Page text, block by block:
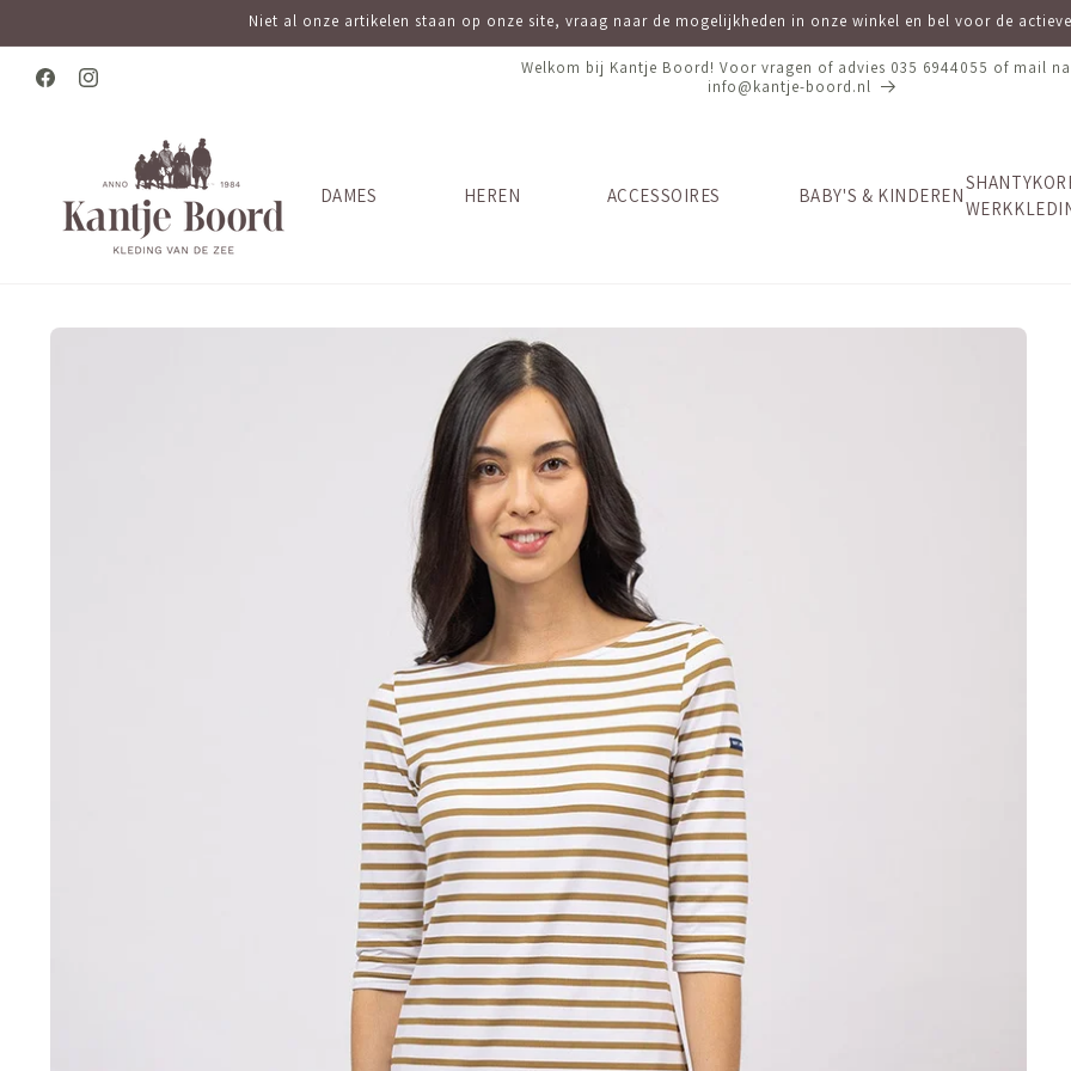
content
Niet al onze artikelen staan op onze site, vraag naar de mogelijkheden in onze winkel en bel voor de
FacebookInstagram
Welkom bij Kantje Boord! Voor vragen of advies 035 6944055 of mail
info@kantje-boord.nl
DAMES HEREN ACCESSOIRES BABY'S & KINDEREN